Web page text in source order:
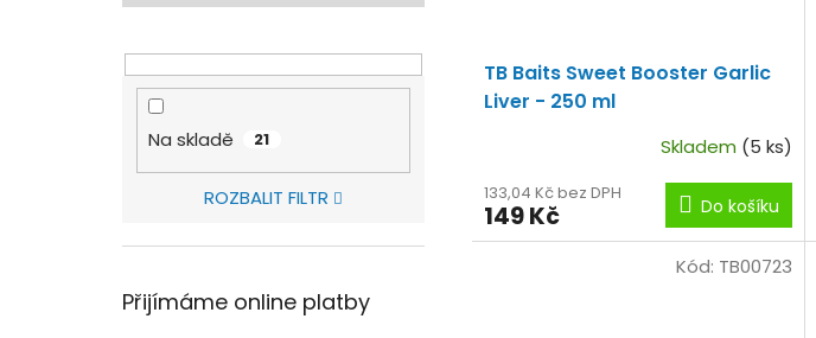
Na skladě 21
ROZBALIT FILTR
Přijímáme online platby
TB Baits Sweet Booster Garlic
Liver - 250 ml
Skladem (5 ks)
133,04 Kč bez DPH
149 Kč Do košíku
Kód: TB00723